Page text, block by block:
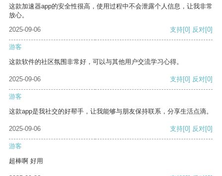
这款加速器app的安全性很高，使用过程中不会泄露个人信息，让我非常
放心。
2025-09-06
支持[0] 反对[0]
游客
这款软件的社区氛围非常好，可以与其他用户交流学习心得。
2025-09-06 支持[0] 反对[0]
游客
这款app是我社交的好帮手，让我能够与朋友保持联系，分享生活点滴。
2025-09-06 支持[0] 反对[0]
游客
超棒啊 好用